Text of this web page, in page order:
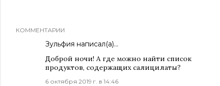
КОММЕНТАРИИ
Зульфия написал(а)…
Доброй ночи! А где можно найти список
продуктов, содержащих салицилаты?
6 октября 2019 г. в 14:46